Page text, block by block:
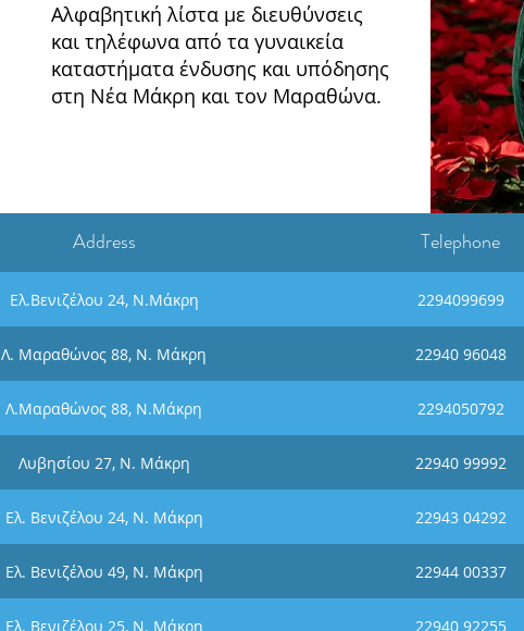
Αλφαβητική λίστα με διευθύνσεις
και τηλέφωνα από τα γυναικεία
καταστήματα ένδυσης και υπόδησης
στη Νέα Μάκρη και τον Μαραθώνα.
Address Telephone
Ελ.Βενιζέλου 24, Ν.Μάκρη 2294099699
Λ. Μαραθώνος 88, Ν. Μάκρη 22940 96048
Λ.Μαραθώνος 88, Ν.Μάκρη 2294050792
Λυβησίου 27, Ν. Μάκρη 22940 99992
Ελ. Βενιζέλου 24, Ν. Μάκρη 22943 04292
Ελ. Βενιζέλου 49, Ν. Μάκρη 22944 00337
Ελ. Βενιζέλου 25, Ν. Μάκρη 22940 92255